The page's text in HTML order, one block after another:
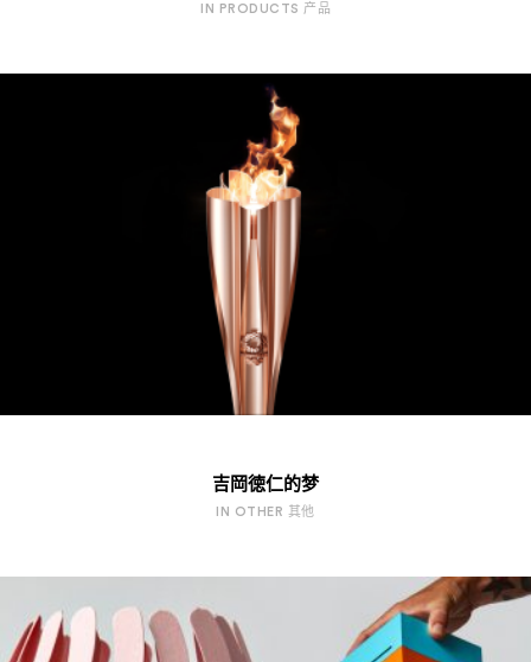
IN PRODUCTS 产品
吉岡徳仁的梦
IN OTHER 其他